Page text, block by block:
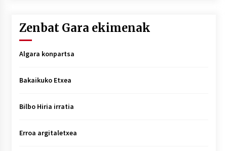
Zenbat Gara ekimenak
Algara konpartsa
Bakaikuko Etxea
Bilbo Hiria irratia
Erroa argitaletxea